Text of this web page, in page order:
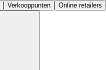
Verkooppunten Online retailers